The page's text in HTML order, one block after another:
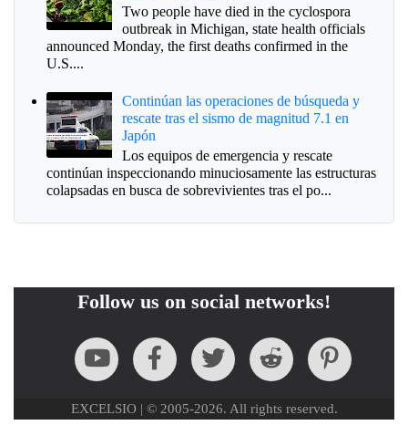
Two people have died in the cyclospora
outbreak in Michigan, state health officials
announced Monday, the first deaths confirmed in the
U.S....
Continúan las operaciones de búsqueda y
rescate tras el sismo de magnitud 7.1 en
Japón
Los equipos de emergencia y rescate
continúan inspeccionando minuciosamente las estructuras
colapsadas en busca de sobrevivientes tras el po...
Follow us on social networks!
EXCELSIO | © 2005-2026. All rights reserved.